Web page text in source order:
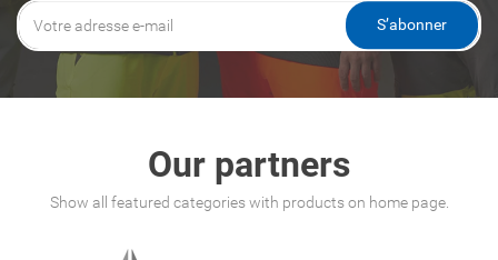
S’abonner
Our partners
Show all featured categories with products on home page.